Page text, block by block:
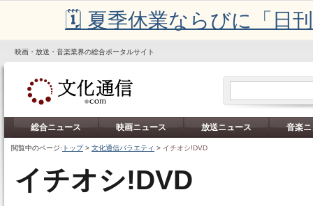
🗓️ 夏季休業ならびに「日
映画・放送・音楽業界の総合ポータルサイト
総合ニュース 映画ニュース 放送ニュース 音楽
閲覧中のページ: トップ> 文化通信バラエティ > イチオシ!DVD
イチオシ!DVD